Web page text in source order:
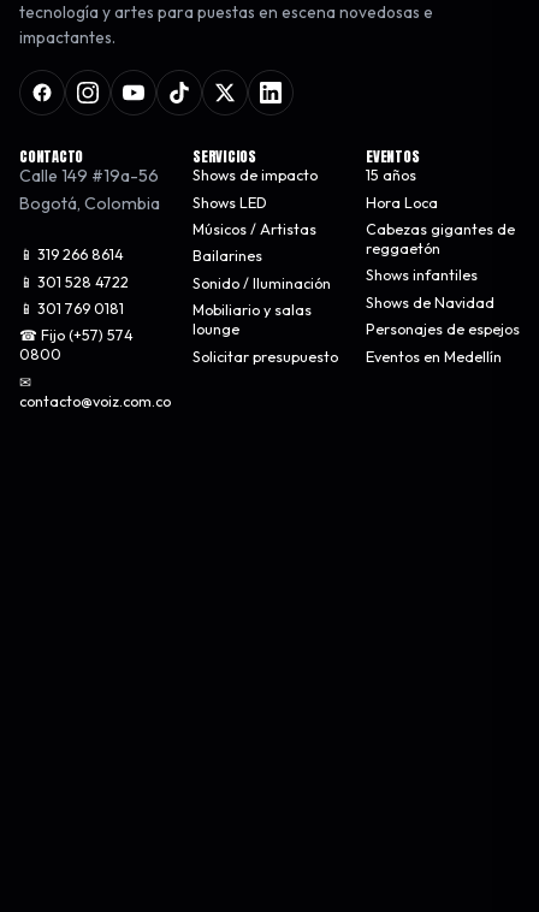
tecnología y artes para puestas en escena novedosas e
impactantes.
CONTACTO
Calle 149 #19a-56
Bogotá, Colombia
📱 319 266 8614
📱 301 528 4722
📱 301 769 0181
☎ Fijo (+57) 574
0800
✉
contacto@voiz.com.co
SERVICIOS
Shows de impacto
Shows LED
Músicos / Artistas
Bailarines
Sonido / Iluminación
Mobiliario y salas
lounge
Solicitar presupuesto
EVENTOS
15 años
Hora Loca
Cabezas gigantes de
reggaetón
Shows infantiles
Shows de Navidad
Personajes de espejos
Eventos en Medellín